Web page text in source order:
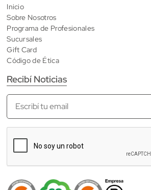
Inicio
Sobre Nosotros
Programa de Profesionales
Sucursales
Gift Card
Código de Ética
Recibí Noticias